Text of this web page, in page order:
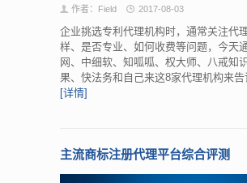
作者：Field 2017-08-03
企业挑选专利代理机构时，通常关注代
样、是否专业、如何收费等问题，今天
网、中细软、知呱呱、权大师、八戒知
果、快法务和自己来这8家代理机构来告
[详情]
主流商标注册代理平台综合评测